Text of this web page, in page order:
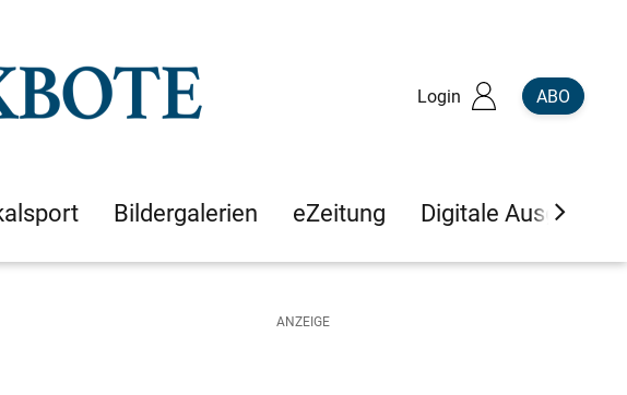
Login ABO
Bildergalerien eZeitung Digitale Ausgaben